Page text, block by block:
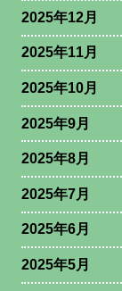
2025年12月
2025年11月
2025年10月
2025年9月
2025年8月
2025年7月
2025年6月
2025年5月